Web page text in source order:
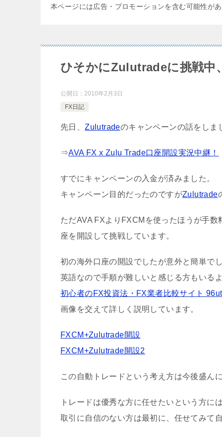
本ページには広告・プロモーションを含む可能性があ
ひそかにZulutradeに挑戦中
公開日： 2010年2月3日
FX日記
先日、Zulutradeのキャンペーンの話をしま
⇒AVA FX x Zulu Trade口座開設実況中継！
すでにキャンペーンの入金が済みました。
キャンペーン目的だったのですがZulutrade
ただAVA FXよりFXCMを使ったほうが手
座を開設して挑戦しています。
初の海外口座の開設でしたが意外と簡単でし
英語なので手順が難しいと感じる方もいる
初心者のFX投資法・FX業者比較サイト
画像を交えて詳しく説明しています。
FXCM+Zulutrade開設
FXCM+Zulutrade開設2
この自動トレードという考え方は今後盛ん
トレードは優秀な方に任せたいという方に
取引に自信のない方は最初に、任せてみて